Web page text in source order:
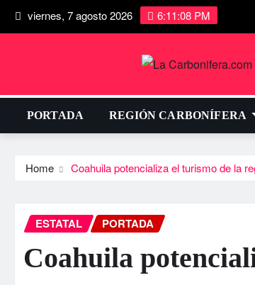
viernes, 7 agosto 2026 6:11:08 PM
PORTADA REGIÓN CARBONÍFERA
Home Coahuila potencializa el turismo de la
ESTATAL PORTADA
Coahuila